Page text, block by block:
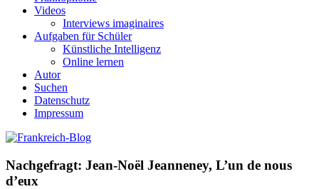
Videos
Interviews imaginaires
Aufgaben für Schüler
Künstliche Intelligenz
Online lernen
Autor
Suchen
Datenschutz
Impressum
Nachgefragt: Jean-Noël Jeanneney, L’un de nous
d’eux